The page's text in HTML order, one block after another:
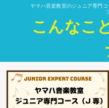
ヤマハ音楽教室のジュニア専門
こんなこ